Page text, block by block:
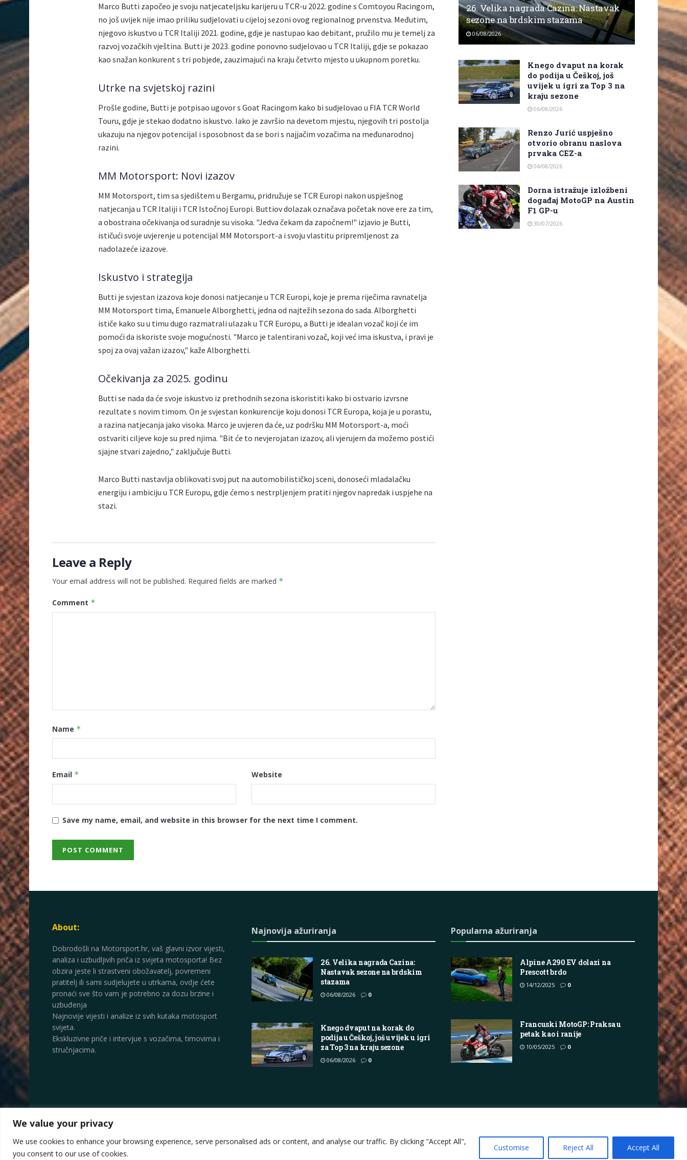
We value your privacy
We use cookies to enhance your browsing experience, serve personalised ads or content, and analyse our traffic. By clicking "Accept All",
you consent to our use of cookies.
Customise Reject All Accept All
Marco Butti započeo je svoju natjecateljsku karijeru u TCR-u 2022. godine s Comtoyou Racingom,
no još uvijek nije imao priliku sudjelovati u cijeloj sezoni ovog regionalnog prvenstva. Međutim,
njegovo iskustvo u TCR Italiji 2021. godine, gdje je nastupao kao debitant, pružilo mu je temelj za
razvoj vozačkih vještina. Butti je 2023. godine ponovno sudjelovao u TCR Italiji, gdje se pokazao
kao snažan konkurent s tri pobjede, zauzimajući na kraju četvrto mjesto u ukupnom poretku.
Utrke na svjetskoj razini
Prošle godine, Butti je potpisao ugovor s Goat Racingom kako bi sudjelovao u FIA TCR World
Touru, gdje je stekao dodatno iskustvo. Iako je završio na devetom mjestu, njegovih tri postolja
ukazuju na njegov potencijal i sposobnost da se bori s najjačim vozačima na međunarodnoj
razini.
MM Motorsport: Novi izazov
MM Motorsport, tim sa sjedištem u Bergamu, pridružuje se TCR Europi nakon uspješnog
natjecanja u TCR Italiji i TCR Istočnoj Europi. Buttiov dolazak označava početak nove ere za tim,
a obostrana očekivanja od suradnje su visoka. "Jedva čekam da započnem!" izjavio je Butti,
ističući svoje uvjerenje u potencijal MM Motorsport-a i svoju vlastitu pripremljenost za
nadolazeće izazove.
Iskustvo i strategija
Butti je svjestan izazova koje donosi natjecanje u TCR Europi, koje je prema riječima ravnatelja
MM Motorsport tima, Emanuele Alborghetti, jedna od najtežih sezona do sada. Alborghetti
ističe kako su u timu dugo razmatrali ulazak u TCR Europu, a Butti je idealan vozač koji će im
pomoći da iskoriste svoje mogućnosti. "Marco je talentirani vozač, koji već ima iskustva, i pravi je
spoj za ovaj važan izazov," kaže Alborghetti.
Očekivanja za 2025. godinu
Butti se nada da će svoje iskustvo iz prethodnih sezona iskoristiti kako bi ostvario izvrsne
rezultate s novim timom. On je svjestan konkurencije koju donosi TCR Europa, koja je u porastu,
a razina natjecanja jako visoka. Marco je uvjeren da će, uz podršku MM Motorsport-a, moći
ostvariti ciljeve koje su pred njima. "Bit će to nevjerojatan izazov, ali vjerujem da možemo postići
sjajne stvari zajedno," zaključuje Butti.
Marco Butti nastavlja oblikovati svoj put na automobilističkoj sceni, donoseći mladalačku
energiju i ambiciju u TCR Europu, gdje ćemo s nestrpljenjem pratiti njegov napredak i uspjehe na
stazi.
Leave a Reply
Your email address will not be published. Required fields are marked *
Comment *
Name *
Email * Website
Save my name, email, and website in this browser for the next time I comment.
26. Velika nagrada Cazina: Nastavak
sezone na brdskim stazama
06/08/2026
Knego dvaput na korak
do podija u Češkoj, još
uvijek u igri za Top 3 na
kraju sezone
06/08/2026
Renzo Jurić uspješno
otvorio obranu naslova
prvaka CEZ-a
04/08/2026
Dorna istražuje izložbeni
događaj MotoGP na Austin
F1 GP-u
30/07/2026
About:
Dobrodošli na Motorsport.hr, vaš glavni izvor vijesti,
analiza i uzbudljivih priča iz svijeta motosporta! Bez
obzira jeste li strastveni obožavatelj, povremeni
pratitelj ili sami sudjelujete u utrkama, ovdje ćete
pronaći sve što vam je potrebno za dozu brzine i
uzbuđenja
Najnovije vijesti i analize iz svih kutaka motosport
svijeta.
Ekskluzivne priče i intervjue s vozačima, timovima i
stručnjacima.
Najnovija ažuriranja
26. Velika nagrada Cazina:
Nastavak sezone na brdskim
stazama
06/08/2026 0
Knego dvaput na korak do
podija u Češkoj, još uvijek u igri
za Top 3 na kraju sezone
06/08/2026 0
Popularna ažuriranja
Alpine A290 EV dolazi na
Prescott brdo
14/12/2025 0
Francuski MotoGP: Praksa u
petak kao i ranije
10/05/2025 0
Privacy Policy Terms Marketing i oglašavanje